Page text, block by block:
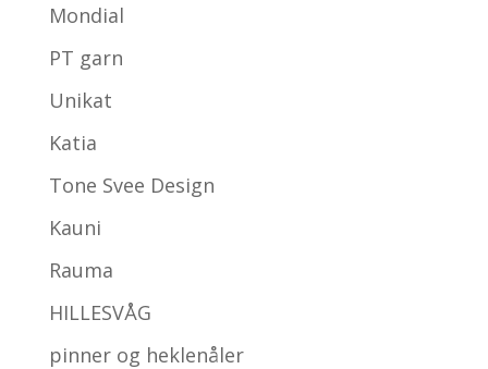
Mondial
PT garn
Unikat
Katia
Tone Svee Design
Kauni
Rauma
HILLESVÅG
pinner og heklenåler